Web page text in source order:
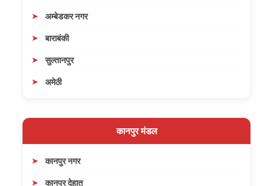
अम्बेडकर नगर
बाराबंकी
सुल्तानपुर
अमेठी
कानपुर मंडल
कानपुर नगर
कानपुर देहात